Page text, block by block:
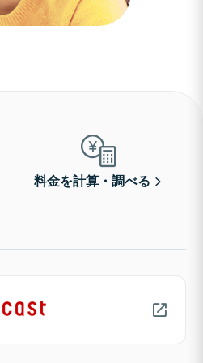
料金を計算・調べる